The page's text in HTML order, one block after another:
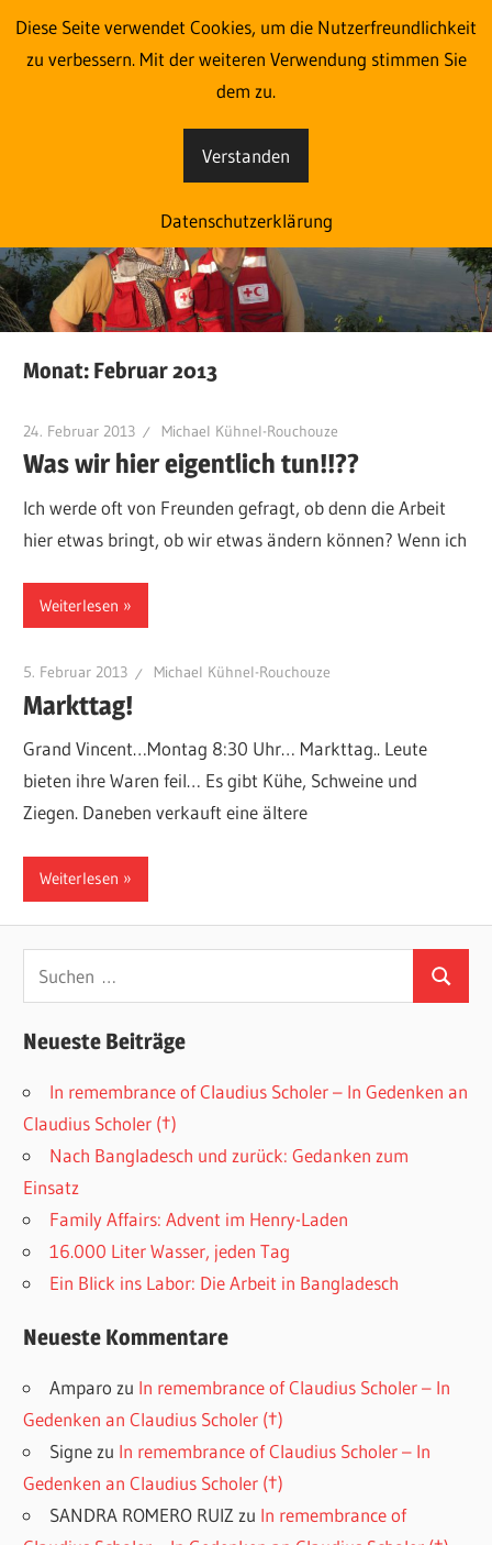
Im Einsatz aus Liebe zum
Menschen
blog.roteskreuz.at
Websites
Website
Monat: Februar 2013
24. Februar 2013 Michael Kühnel-Rouchouze
Was wir hier eigentlich tun!!??
Ich werde oft von Freunden gefragt, ob denn die Arbeit
hier etwas bringt, ob wir etwas ändern können? Wenn ich
Weiterlesen
5. Februar 2013 Michael Kühnel-Rouchouze
Markttag!
Grand Vincent…Montag 8:30 Uhr… Markttag.. Leute
bieten ihre Waren feil… Es gibt Kühe, Schweine und
Ziegen. Daneben verkauft eine ältere
Weiterlesen
Suchen
nach:
Suchen
Neueste Beiträge
In remembrance of Claudius Scholer – In Gedenken an
Claudius Scholer (†)
Nach Bangladesch und zurück: Gedanken zum
Einsatz
Family Affairs: Advent im Henry-Laden
16.000 Liter Wasser, jeden Tag
Ein Blick ins Labor: Die Arbeit in Bangladesch
Neueste Kommentare
Amparo zu In remembrance of Claudius Scholer – In
Gedenken an Claudius Scholer (†)
Signezu In remembrance of Claudius Scholer – In
Gedenken an Claudius Scholer (†)
SANDRA ROMERO RUIZzu In remembrance of
Diese Seite verwendet Cookies, um die Nutzerfreundlichkeit
zu verbessern. Mit der weiteren Verwendung stimmen Sie
dem zu.
Verstanden
Datenschutzerklärung